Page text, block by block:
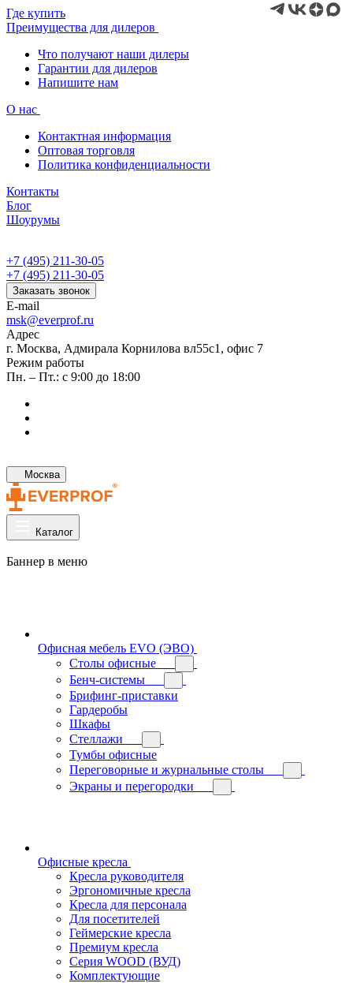
Где купить
Преимущества для дилеров
Что получают наши дилеры
Гарантии для дилеров
Напишите нам
О нас
Контактная информация
Оптовая торговля
Политика конфиденциальности
Контакты
Блог
Шоурумы
+7 (495) 211-30-05
+7 (495) 211-30-05
Заказать звонок
E-mail
msk@everprof.ru
Адрес
г. Москва, Адмирала Корнилова вл55с1, офис 7
Режим работы
Пн. – Пт.: с 9:00 до 18:00
Москва
Каталог
Баннер в меню
Офисная мебель EVO (ЭВО)
Cтолы офисные
Бенч-системы
Брифинг-приставки
Гардеробы
Шкафы
Стеллажи
Тумбы офисные
Переговорные и журнальные столы
Экраны и перегородки
Офисные кресла
Кресла руководителя
Эргономичные кресла
Кресла для персонала
Для посетителей
Геймерские кресла
Премиум кресла
Серия WOOD (ВУД)
Комплектующие